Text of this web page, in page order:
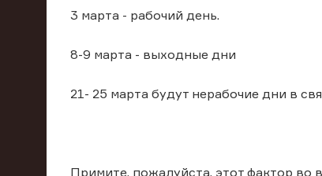
3 марта - рабочий день.
8-9 марта - выходные дни
21- 25 марта будут нерабочие дни в
Примите, пожалуйста, этот фактор во